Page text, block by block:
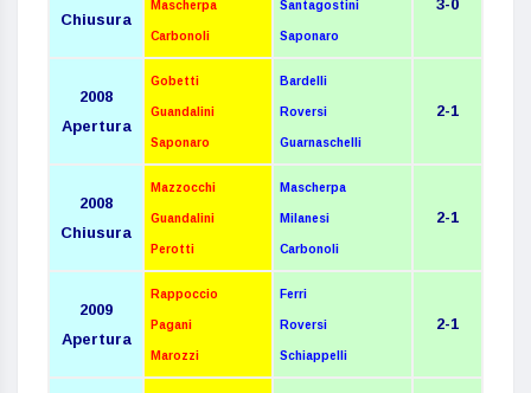
Chiusura
Mascherpa
Carbonoli
Santagostini
Saponaro
3-0
2008
Apertura
Gobetti
Guandalini
Saponaro
Bardelli
Roversi
Guarnaschelli
2-1
2008
Chiusura
Mazzocchi
Guandalini
Perotti
Mascherpa
Milanesi
Carbonoli
2-1
2009
Apertura
Rappoccio
Pagani
Marozzi
Ferri
Roversi
Schiappelli
2-1